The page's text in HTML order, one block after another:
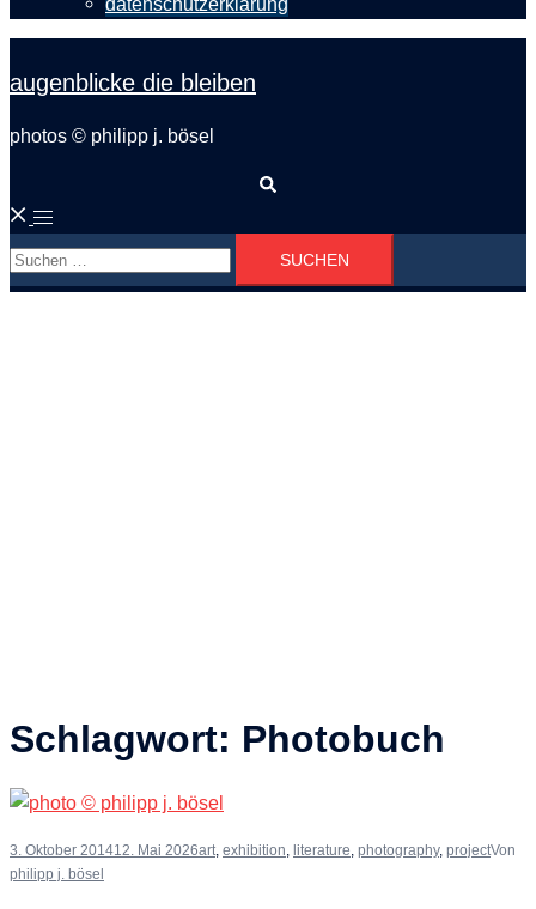
augenblicke die bleiben
photos © philipp j. bösel
Menü
umschalten
Suchen
nach:
Schlagwort: Photobuch
3. Oktober 201412. Mai 2026art, exhibition, literature, photography, projectVon
philipp j. bösel